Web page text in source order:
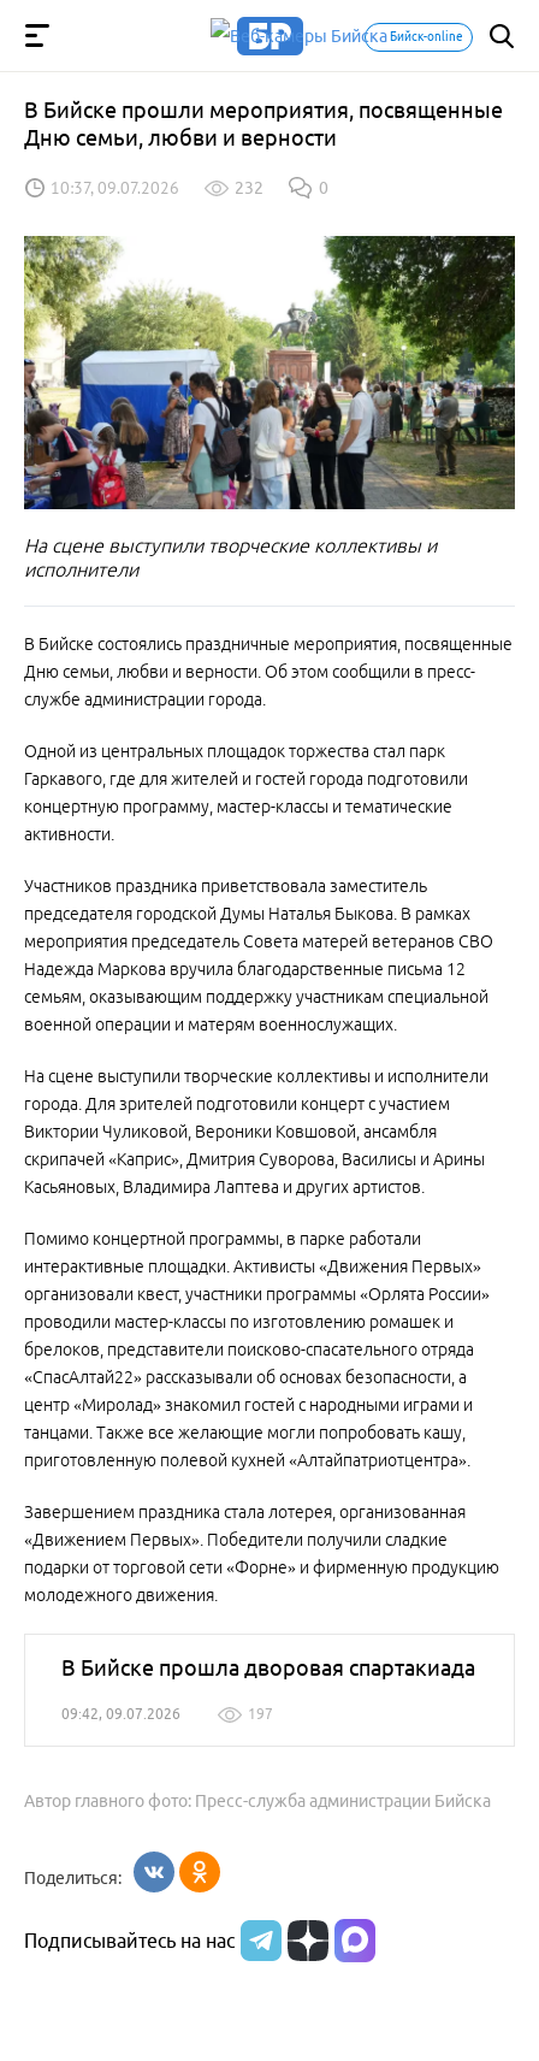
Бийск-online
В Бийске прошли мероприятия, посвященные
Дню семьи, любви и верности
10:37, 09.07.2026 232 0
На сцене выступили творческие коллективы и
исполнители
В Бийске состоялись праздничные мероприятия, посвященные
Дню семьи, любви и верности. Об этом сообщили в пресс-
службе администрации города.
Одной из центральных площадок торжества стал парк
Гаркавого, где для жителей и гостей города подготовили
концертную программу, мастер-классы и тематические
активности.
Участников праздника приветствовала заместитель
председателя городской Думы Наталья Быкова. В рамках
мероприятия председатель Совета матерей ветеранов СВО
Надежда Маркова вручила благодарственные письма 12
семьям, оказывающим поддержку участникам специальной
военной операции и матерям военнослужащих.
На сцене выступили творческие коллективы и исполнители
города. Для зрителей подготовили концерт с участием
Виктории Чуликовой, Вероники Ковшовой, ансамбля
скрипачей «Каприс», Дмитрия Суворова, Василисы и Арины
Касьяновых, Владимира Лаптева и других артистов.
Помимо концертной программы, в парке работали
интерактивные площадки. Активисты «Движения Первых»
организовали квест, участники программы «Орлята России»
проводили мастер-классы по изготовлению ромашек и
брелоков, представители поисково-спасательного отряда
«СпасАлтай22» рассказывали об основах безопасности, а
центр «Миролад» знакомил гостей с народными играми и
танцами. Также все желающие могли попробовать кашу,
приготовленную полевой кухней «Алтайпатриотцентра».
Завершением праздника стала лотерея, организованная
«Движением Первых». Победители получили сладкие
подарки от торговой сети «Форне» и фирменную продукцию
молодежного движения.
В Бийске прошла дворовая спартакиада
09:42, 09.07.2026 197
Автор главного фото: Пресс-служба администрации Бийска
Поделиться:
Подписывайтесь на нас